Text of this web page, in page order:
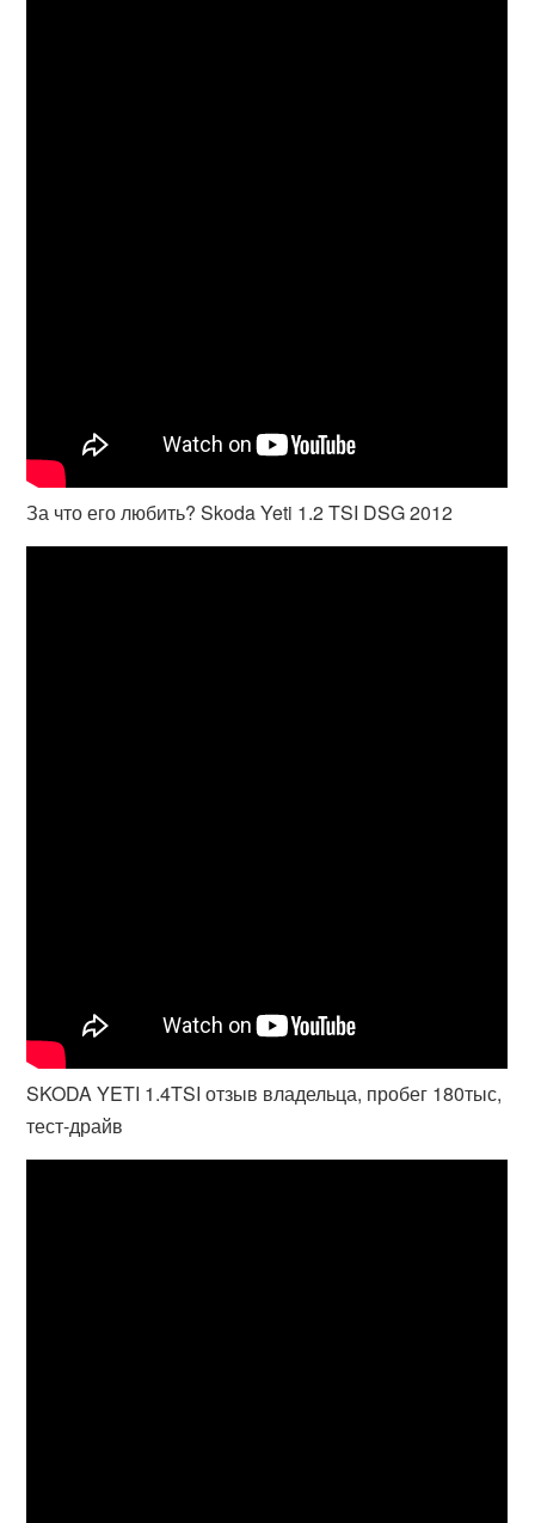
За что его любить? Skoda Yeti 1.2 TSI DSG 2012
SKODA YETI 1.4TSI отзыв владельца, пробег 180тыс,
тест-драйв